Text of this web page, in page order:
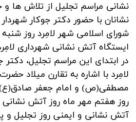
نشانی مراسم تجلیل از تلاش ها
نشانان با حضور دکتر جوکار
ایستگاه آتش نشانی شهرداری
در ابتدای این مراسم تجلیل، دکتر
لامِرد با اشاره به تقارن میلاد
مصطفی(ص) و امام جعفر
روز هفتم مهر ماه روز آتش نشانی
آتش نشانی و ایمنی روز تجلیل و